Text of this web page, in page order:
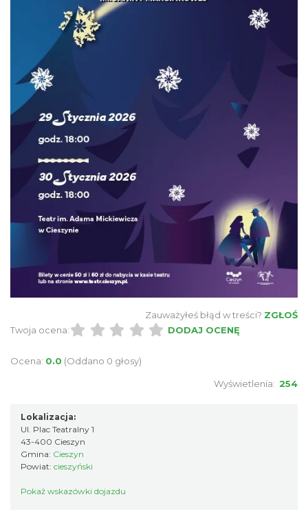
Cieszyn
0.08 km
Patroni cieszyńskich ulic - wystawa
Cieszyn
2026-07-03
0.08 km
Ślad. Litera. Piksel. Wystawa z okazji 30-
lecia Muzeum Drukarstwa w Cieszynie
Cieszyn
0.11 km
Zauważyłeś błąd w treści? ZGŁOŚ
Twoja ocena:
DODAJ OCENĘ
Ocena: 0.0 (Oddano 0 głosy)
Wyświetlenia: 254
Lokalizacja:
Ul. Plac Teatralny 1
43-400 Cieszyn
Gmina: Cieszyn
Powiat: cieszyński
Pokaż wskazówki dojazdu